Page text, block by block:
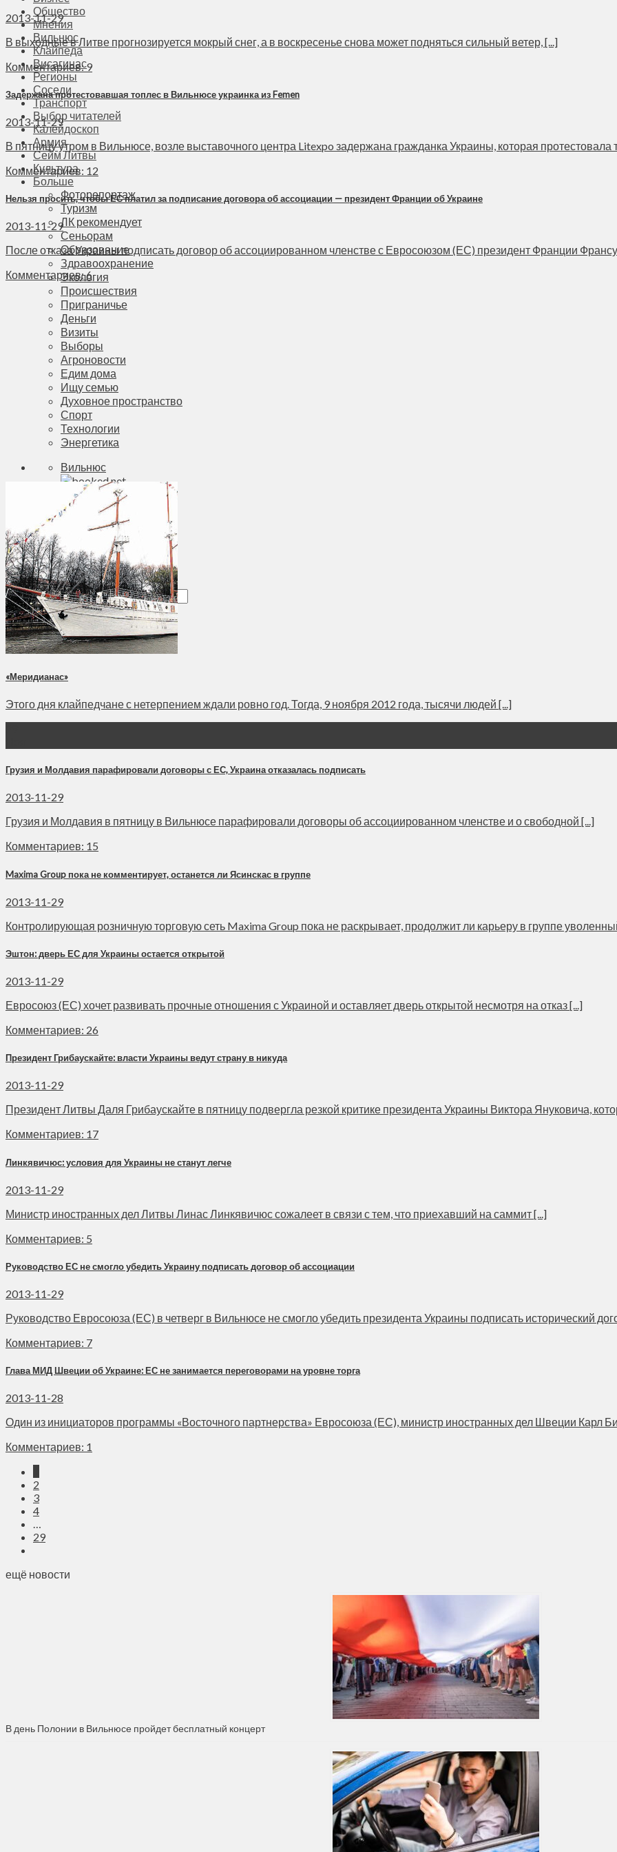
Общество
Мнения
Вильнюс
Клайпеда
Висагинас
Регионы
Соседи
Транспорт
Выбор читателей
Калейдоскоп
Армия
Сейм Литвы
Культура
Больше
Фоторепортаж
Туризм
ЛК рекомендует
Сеньорам
Образование
Здравоохранение
Экология
Происшествия
Приграничье
Деньги
Визиты
Выборы
Агроновости
Едим дома
Ищу семью
Духовное пространство
Спорт
Технологии
Энергетика
Вильнюс
21°
Макс.:
25°
Мин.:
12°
Вс, 09.08.2026
2013-11-29
В выходные в Литве прогнозируется мокрый снег, а в воскресенье снова может подняться сильный ветер, [...]
Комментариев: 9
Задержана протестовавшая топлес в Вильнюсе украинка из Femen
2013-11-29
В пятницу утром в Вильнюсе, возле выставочного центра Litexpo задержана гражданка Украины, которая протестовала
Комментариев: 12
Нельзя просить, чтобы ЕС платил за подписание договора об ассоциации — президент Франции об Украине
2013-11-29
После отказа Украины подписать договор об ассоциированном членстве с Евросоюзом (ЕС) президент Франции
Комментариев: 6
«Меридианас»
Этого дня клайпедчане с нетерпением ждали ровно год. Тогда, 9 ноября 2012 года, тысячи людей [...]
Грузия и Молдавия парафировали договоры с ЕС, Украина отказалась подписать
2013-11-29
Грузия и Молдавия в пятницу в Вильнюсе парафировали договоры об ассоциированном членстве и о свободной [...]
Комментариев: 15
Maxima Group пока не комментирует, останется ли Ясинскас в группе
2013-11-29
Контролирующая розничную торговую сеть Maxima Group пока не раскрывает, продолжит ли карьеру в группе
Эштон: дверь ЕС для Украины остается открытой
2013-11-29
Евросоюз (ЕС) хочет развивать прочные отношения с Украиной и оставляет дверь открытой несмотря на отказ [...]
Комментариев: 26
Президент Грибаускайте: власти Украины ведут страну в никуда
2013-11-29
Президент Литвы Даля Грибаускайте в пятницу подвергла резкой критике президента Украины Виктора Януковича,
Комментариев: 17
Линкявичюс: условия для Украины не станут легче
2013-11-29
Министр иностранных дел Литвы Линас Линкявичюс сожалеет в связи с тем, что приехавший на саммит [...]
Комментариев: 5
Руководство ЕС не смогло убедить Украину подписать договор об ассоциации
2013-11-29
Руководство Евросоюза (ЕС) в четверг в Вильнюсе не смогло убедить президента Украины подписать исторический
Комментариев: 7
Глава МИД Швеции об Украине: ЕС не занимается переговорами на уровне торга
2013-11-28
Один из инициаторов программы «Восточного партнерства» Евросоюза (ЕС), министр иностранных дел Швеции Карл
Комментариев: 1
2
3
4
…
29
ещё новости
В день Полонии в Вильнюсе пройдет бесплатный концерт